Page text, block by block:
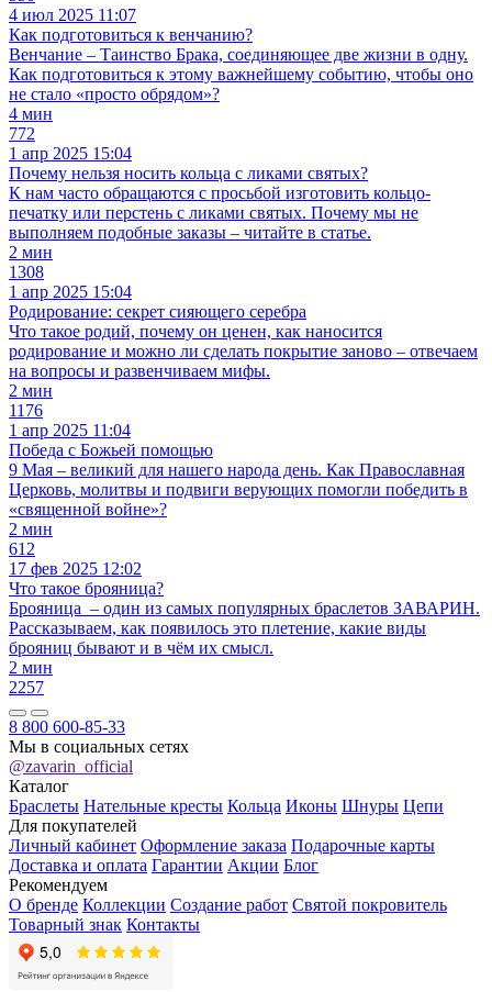
4 июл 2025 11:07
Как подготовиться к венчанию?
Венчание – Таинство Брака, соединяющее две жизни в одну.
Как подготовиться к этому важнейшему событию, чтобы оно
не стало «просто обрядом»?
4 мин
772
1 апр 2025 15:04
Почему нельзя носить кольца с ликами святых?
К нам часто обращаются с просьбой изготовить кольцо-
печатку или перстень с ликами святых. Почему мы не
выполняем подобные заказы – читайте в статье.
2 мин
1308
1 апр 2025 15:04
Родирование: секрет сияющего серебра
Что такое родий, почему он ценен, как наносится
родирование и можно ли сделать покрытие заново – отвечаем
на вопросы и развенчиваем мифы.
2 мин
1176
1 апр 2025 11:04
Победа с Божьей помощью
9 Мая – великий для нашего народа день. Как Православная
Церковь, молитвы и подвиги верующих помогли победить в
«священной войне»?
2 мин
612
17 фев 2025 12:02
Что такое брояница?
Брояница – один из самых популярных браслетов ЗАВАРИН.
Рассказываем, как появилось это плетение, какие виды
брояниц бывают и в чём их смысл.
2 мин
2257
8 800 600-85-33
Мы в социальных сетях
@zavarin_official
Каталог
Браслеты Нательные кресты Кольца Иконы Шнуры Цепи
Для покупателей
Личный кабинет Оформление заказа Подарочные карты
Доставка и оплата Гарантии Акции Блог
Рекомендуем
О бренде Коллекции Создание работ Святой покровитель
Товарный знак Контакты